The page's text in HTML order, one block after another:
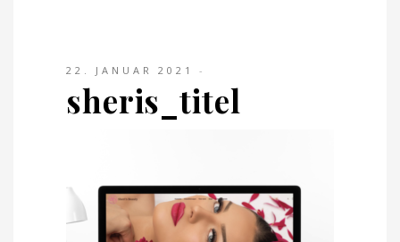
22. JANUAR 2021
sheris_titel